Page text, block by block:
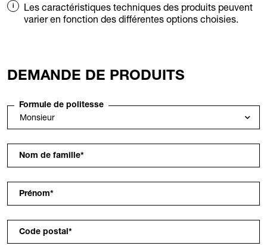
Les caractéristiques techniques des produits peuvent
varier en fonction des différentes options choisies.
DEMANDE DE PRODUITS
Formule de politesse
Nom de famille*
Prénom*
Code postal *